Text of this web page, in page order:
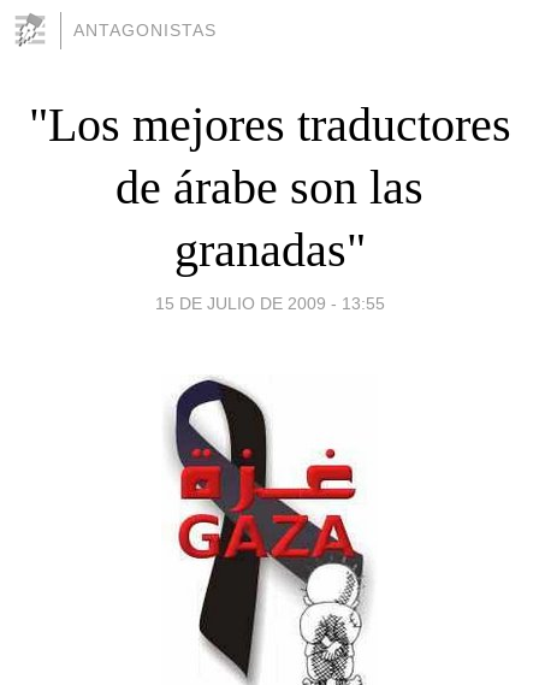
ANTAGONISTAS
"Los mejores traductores
de árabe son las
granadas"
15 DE JULIO DE 2009 - 13:55